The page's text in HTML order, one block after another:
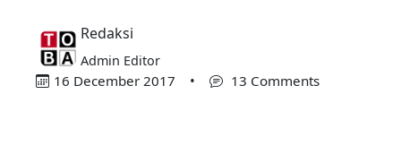
Redaksi
Admin Editor
16 December 2017 • 13 Comments